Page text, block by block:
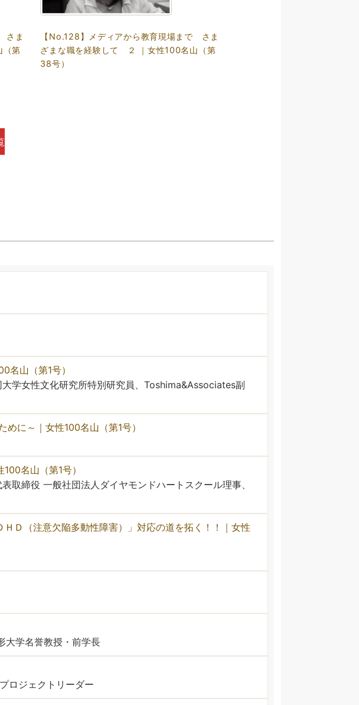
さま
（第
【No.128】メディアから教育現場まで さま
ざまな職を経験して ２ ｜女性100名山（第
38号）
名山（第1号）
女性文化研究所特別研究員、Toshima&Associates副
に～｜女性100名山（第1号）
名山（第1号）
役 一般社団法人ダイヤモンドハートスクール理事、
Ｄ（注意欠陥多動性障害）」対応の道を拓く！！｜女性
学名誉教授・前学長
ロジェクトリーダー